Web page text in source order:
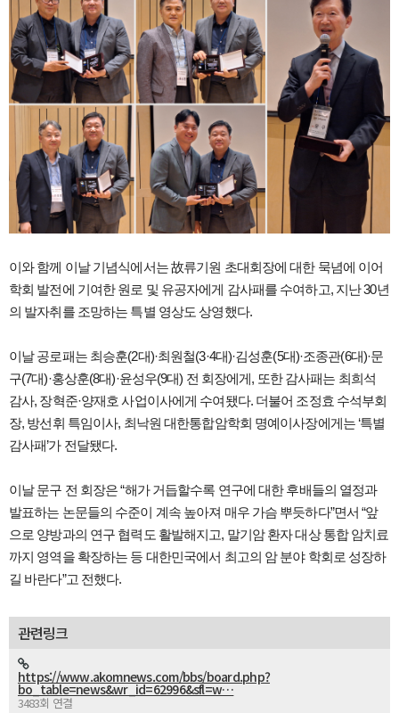
이와 함께 이날 기념식에서는 故류기원 초대회장에 대한 묵념에 이어
학회 발전에 기여한 원로 및 유공자에게 감사패를 수여하고, 지난 30년
의 발자취를 조망하는 특별 영상도 상영했다.
이날 공로패는 최승훈(2대)·최원철(3·4대)·김성훈(5대)·조종관(6대)·문
구(7대)·홍상훈(8대)·윤성우(9대) 전 회장에게, 또한 감사패는 최희석
감사, 장혁준·양재호 사업이사에게 수여됐다. 더불어 조정효 수석부회
장, 방선휘 특임이사, 최낙원 대한통합암학회 명예이사장에게는 ‘특별
감사패’가 전달됐다.
이날 문구 전 회장은 “해가 거듭할수록 연구에 대한 후배들의 열정과
발표하는 논문들의 수준이 계속 높아져 매우 가슴 뿌듯하다”면서 “앞
으로 양방과의 연구 협력도 활발해지고, 말기암 환자 대상 통합 암치료
까지 영역을 확장하는 등 대한민국에서 최고의 암 분야 학회로 성장하
길 바란다”고 전했다.
관련링크
https://www.akomnews.com/bbs/board.php?
bo_table=news&wr_id=62996&sfl=w…
3483회 연결